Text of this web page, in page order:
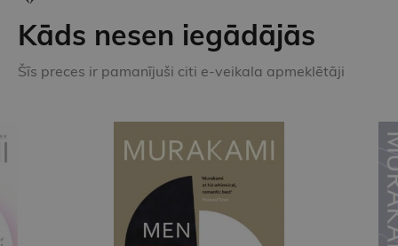
Kāds nesen iegādājās
Šīs preces ir pamanījuši citi e-veikala apmeklētāji